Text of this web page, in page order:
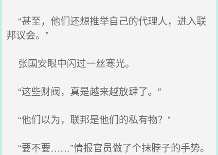
“甚至，他们还想推举自己的代理人，进入联
邦议会。”
张国安眼中闪过一丝寒光。
“这些财阀，真是越来越放肆了。”
“他们以为，联邦是他们的私有物？”
“要不要……”情报官员做了个抹脖子的手势。